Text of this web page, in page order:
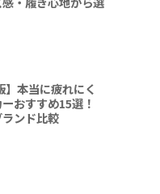
】本当に疲れにく
おすすめ15選！
ンド比較